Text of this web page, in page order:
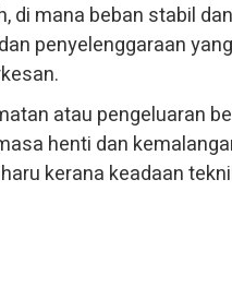
di mana beban stabil
penyelenggaraan
atau pengeluaran
henti dan
kerana keadaan